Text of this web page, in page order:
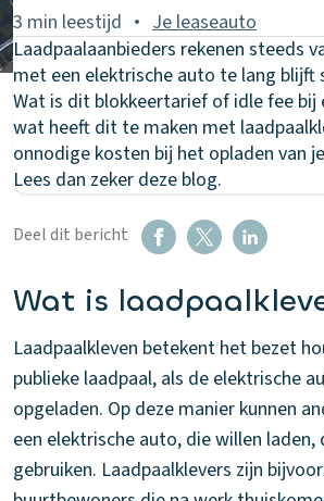
3 min leestijd
Je leaseauto
Laadpaalaanbieders rekenen steeds
met een elektrische auto te lang blijft
Wat is dit blokkeertarief of idle fee bij
wat heeft dit te maken met
onnodige kosten bij het opladen van
Lees dan zeker deze blog.
Deel dit bericht
Wat is
Laadpaalkleven betekent het bezet
publieke laadpaal, als de elektrische
opgeladen. Op deze manier kunnen
een elektrische auto, die willen laden,
gebruiken. Laadpaalklevers zijn